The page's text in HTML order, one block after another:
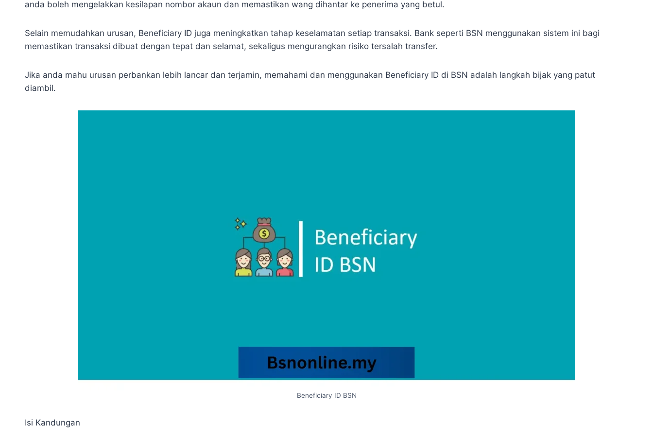
anda boleh mengelakkan kesilapan nombor akaun dan memastikan wang dihantar ke penerima yang betul.
Selain memudahkan urusan, Beneficiary ID juga meningkatkan tahap keselamatan setiap transaksi. Bank seperti BSN menggunakan sistem ini bagi
memastikan transaksi dibuat dengan tepat dan selamat, sekaligus mengurangkan risiko tersalah transfer.
Jika anda mahu urusan perbankan lebih lancar dan terjamin, memahami dan menggunakan Beneficiary ID di BSN adalah langkah bijak yang patut
diambil.
Beneficiary ID BSN
Isi Kandungan